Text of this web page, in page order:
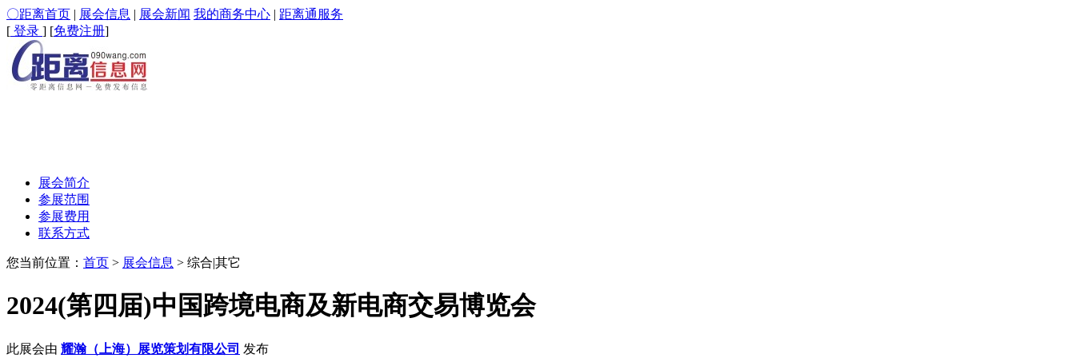
〇距离首页 | 展会信息 | 展会新闻 我的商务中心 | 距离通服务
[ 登录 ] [免费注册]
展会简介
参展范围
参展费用
联系方式
您当前位置： 首页 > 展会信息 > 综合|其它
2024(第四届)中国跨境电商及新电商交易博览会
此展会由 耀瀚（上海）展览策划有限公司 发布